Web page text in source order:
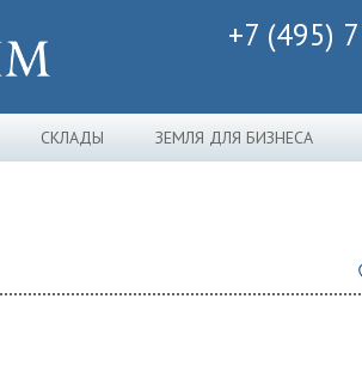
+7 (495)
СКЛАДЫ ЗЕМЛЯ ДЛЯ БИЗНЕСА